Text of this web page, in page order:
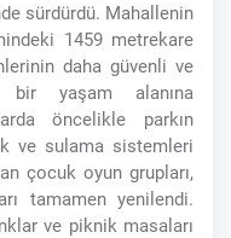
sürdürdü. Mahallenin
1459 metrekare
daha güvenli ve
bir yaşam alanına
öncelikle parkın
ve sulama sistemleri
çocuk oyun grupları,
tamamen yenilendi.
ve piknik masaları